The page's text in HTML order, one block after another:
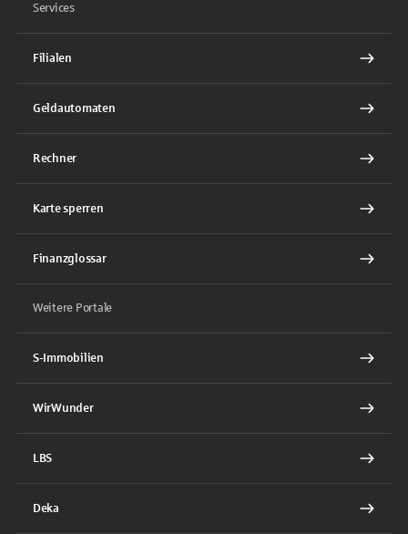
Services
Filialen
Geldautomaten
Rechner
Karte sperren
Finanzglossar
Weitere Portale
S-Immobilien
WirWunder
LBS
Deka